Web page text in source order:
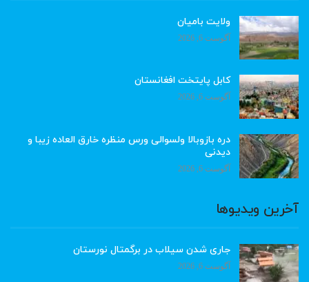
ولایت بامیان
آگوست 6, 2026
کابل پایتخت افغانستان
آگوست 6, 2026
دره بازوبالا ولسوالی ورس منظره خارق العاده زیبا و
دیدنی
آگوست 6, 2026
آخرین ویدیوها
جاری شدن سیلاب در برگمتال نورستان
آگوست 6, 2026